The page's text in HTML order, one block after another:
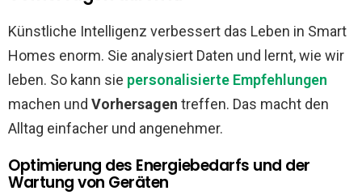
Künstliche Intelligenz verbessert das Leben in Smart
Homes enorm. Sie analysiert Daten und lernt, wie wir
leben. So kann sie personalisierte Empfehlungen
machen und Vorhersagen treffen. Das macht den
Alltag einfacher und angenehmer.
Optimierung des Energiebedarfs und der
Wartung von Geräten